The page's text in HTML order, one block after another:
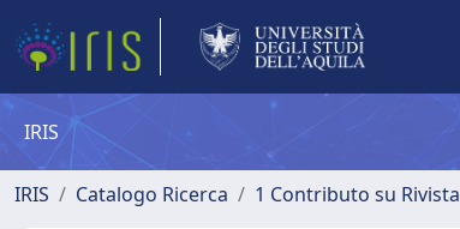
IRIS
IRIS Catalogo Ricerca 1 Contributo su Rivista